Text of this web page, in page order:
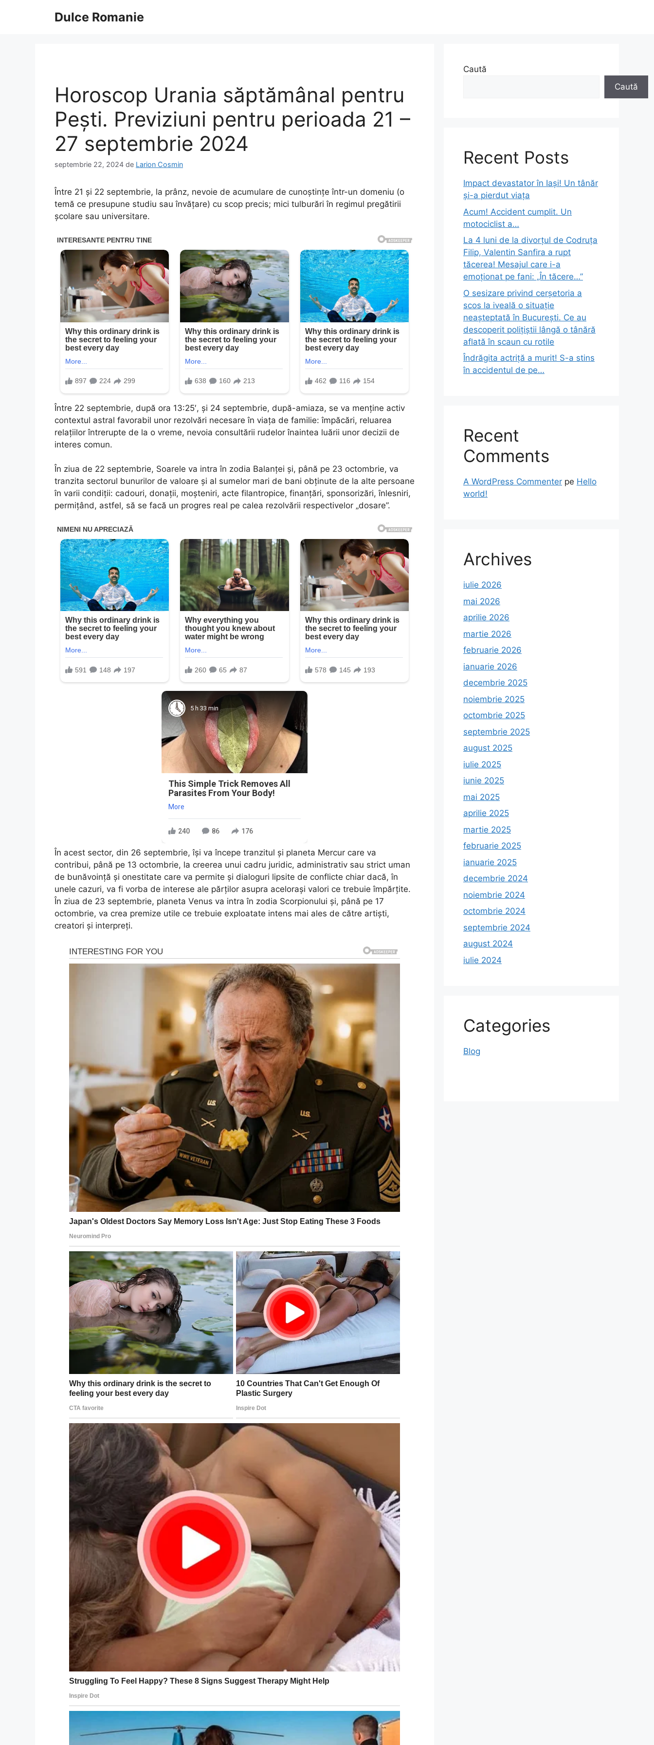
Dulce Romanie
Horoscop Urania săptămânal pentru
Pești. Previziuni pentru perioada 21 –
27 septembrie 2024
septembrie 22, 2024 de Larion Cosmin
Între 21 și 22 septembrie, la prânz, nevoie de acumulare de cunoștințe într-un domeniu (o
temă ce presupune studiu sau învățare) cu scop precis; mici tulburări în regimul pregătirii
școlare sau universitare.
Între 22 septembrie, după ora 13:25′, și 24 septembrie, după-amiaza, se va menține activ
contextul astral favorabil unor rezolvări necesare în viața de familie: împăcări, reluarea
relațiilor întrerupte de la o vreme, nevoia consultării rudelor înaintea luării unor decizii de
interes comun.
În ziua de 22 septembrie, Soarele va intra în zodia Balanței și, până pe 23 octombrie, va
tranzita sectorul bunurilor de valoare și al sumelor mari de bani obținute de la alte persoane
în varii condiții: cadouri, donații, moșteniri, acte filantropice, finanțări, sponsorizări, înlesniri,
permițând, astfel, să se facă un progres real pe calea rezolvării respectivelor „dosare”.
5 h 33 min
This Simple Trick Removes All
Parasites From Your Body!
More
240 86 176
În acest sector, din 26 septembrie, își va începe tranzitul și planeta Mercur care va
contribui, până pe 13 octombrie, la creerea unui cadru juridic, administrativ sau strict uman
de bunăvoință și onestitate care va permite și dialoguri lipsite de conflicte chiar dacă, în
unele cazuri, va fi vorba de interese ale părților asupra acelorași valori ce trebuie împărțite.
În ziua de 23 septembrie, planeta Venus va intra în zodia Scorpionului și, până pe 17
octombrie, va crea premize utile ce trebuie exploatate intens mai ales de către artiști,
creatori și interpreți.
Caută
Caută
Recent Posts
Impact devastator în Iași! Un tânăr
și-a pierdut viața
Acum! Accident cumplit. Un
motociclist a…
La 4 luni de la divorțul de Codruța
Filip, Valentin Sanfira a rupt
tăcerea! Mesajul care i-a
emoționat pe fani: „În tăcere…”
O sesizare privind cerșetoria a
scos la iveală o situație
neașteptată în București. Ce au
descoperit polițiștii lângă o tânără
aflată în scaun cu rotile
Îndrăgita actriță a murit! S-a stins
în accidentul de pe…
Recent
Comments
A WordPress Commenter pe Hello
world!
Archives
iulie 2026
mai 2026
aprilie 2026
martie 2026
februarie 2026
ianuarie 2026
decembrie 2025
noiembrie 2025
octombrie 2025
septembrie 2025
august 2025
iulie 2025
iunie 2025
mai 2025
aprilie 2025
martie 2025
februarie 2025
ianuarie 2025
decembrie 2024
noiembrie 2024
octombrie 2024
septembrie 2024
august 2024
iulie 2024
Categories
Blog